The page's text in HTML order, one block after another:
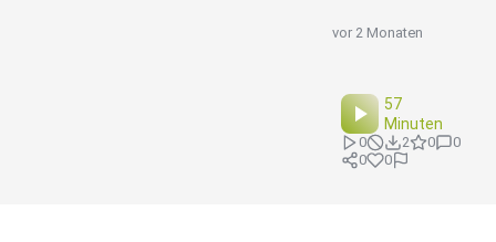
vor 2 Monaten
57
Minuten
0 2 0
0
0
0